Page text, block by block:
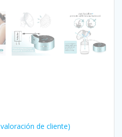
valoración de cliente)